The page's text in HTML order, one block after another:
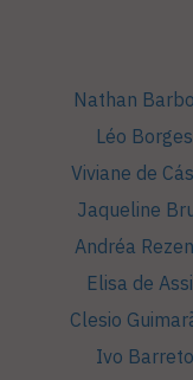
Nathan
Léo Borges
Viviane de
Jaqueline
Andréa
Elisa de
Clesio
Ivo Barreto